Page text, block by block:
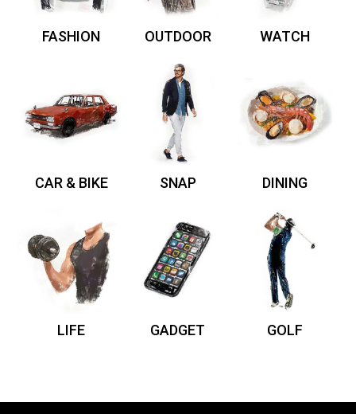
FASHION OUTDOOR WATCH
CAR & BIKE SNAP DINING
LIFE GADGET GOLF